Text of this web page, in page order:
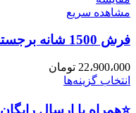
مشاهده سریع
فرش 1500 شانه برجسته طرح روناک وینتیج
22،900،000 تومان
انتخاب گزینه‌ها
⭐همراه با ارسال رایگان